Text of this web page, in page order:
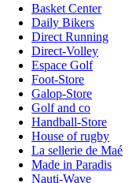
Basket Center
Daily Bikers
Direct Running
Direct-Volley
Espace Golf
Foot-Store
Galop-Store
Golf and co
Handball-Store
House of rugby
La sellerie de Maé
Made in Paradis
Nauti-Wave